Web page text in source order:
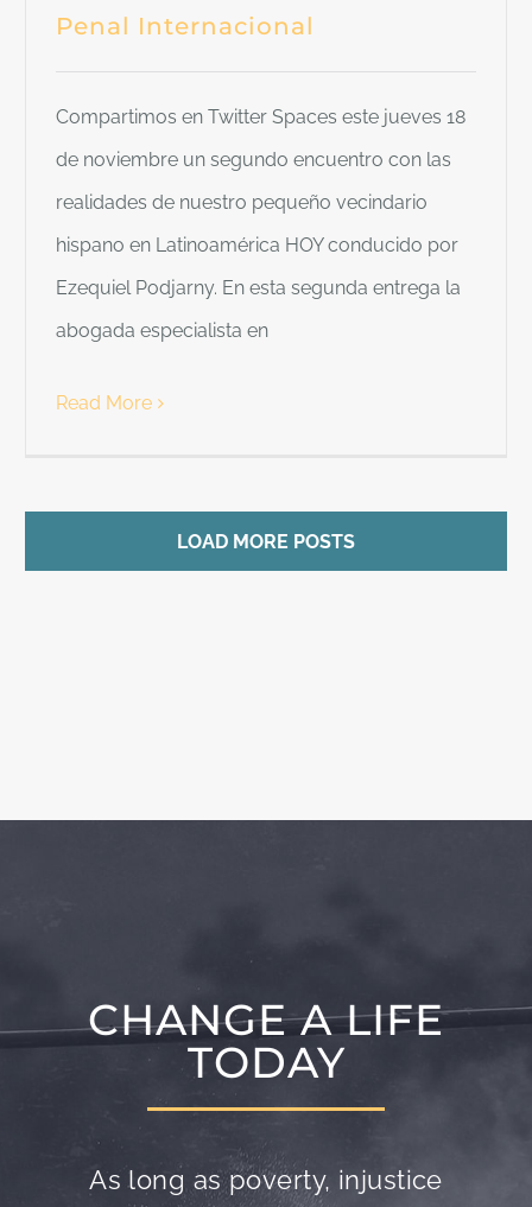
Penal Internacional
Compartimos en Twitter Spaces este jueves 18
de noviembre un segundo encuentro con las
realidades de nuestro pequeño vecindario
hispano en Latinoamérica HOY conducido por
Ezequiel Podjarny. En esta segunda entrega la
abogada especialista en
Read More
LOAD MORE POSTS
CHANGE A LIFE
TODAY
As long as poverty, injustice